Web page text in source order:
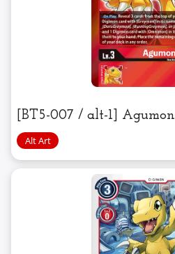
[BT5-007 / alt-1] Agumon